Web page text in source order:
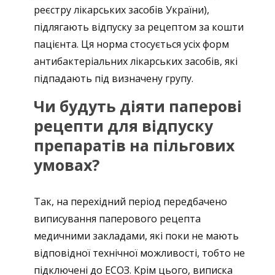
реєстру лікарських засобів України),
підлягають відпуску за рецептом за кошти
пацієнта. Ця норма стосується усіх форм
антибактеріальних лікарських засобів, які
підпадають під визначену групу.
Чи будуть діяти паперові
рецепти для відпуску
препаратів на пільгових
умовах?
Так, на перехідний період передбачено
виписування паперового рецепта
медичними закладами, які поки не мають
відповідної технічної можливості, тобто не
підключені до ЕСОЗ. Крім цього, виписка